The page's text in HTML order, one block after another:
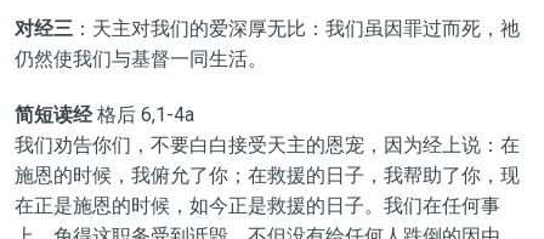
对经三 ：天主对我们的爱深厚无比：我们虽因罪过而死，祂
仍然使我们与基督一同生活。
简短读经格后 6,1-4a
我们劝告你们，不要白白接受天主的恩宠，因为经上说：在
施恩的时候，我俯允了你；在救援的日子，我帮助了你，现
在正是施恩的时候，如今正是救援的日子。我们在任何事